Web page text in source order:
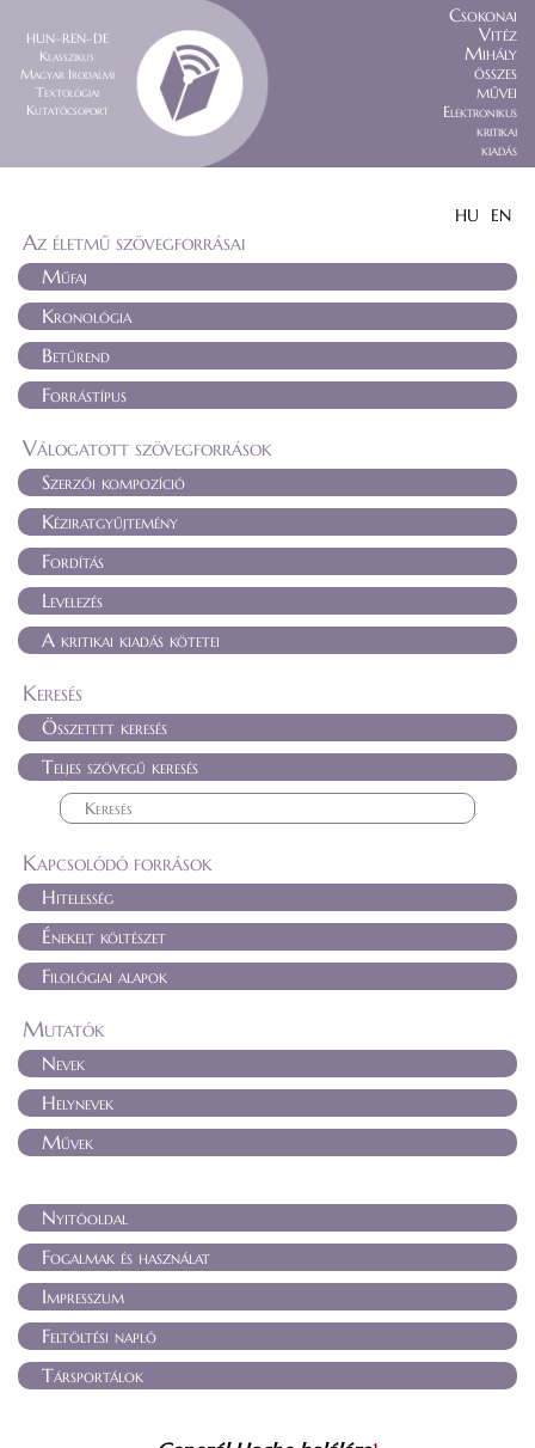
HUN–REN–DE
Klasszikus
Magyar Irodalmi
Textológiai
Kutatócsoport
Csokonai
Vitéz
Mihály
összes
művei
Elektronikus
kritikai
kiadás
HU EN
Az életmű szövegforrásai
Műfaj
Kronológia
Betűrend
Forrástípus
Válogatott szövegforrások
Szerzői kompozíció
Kéziratgyűjtemény
Fordítás
Levelezés
A kritikai kiadás kötetei
Keresés
Összetett keresés
Teljes szövegű keresés
Kapcsolódó források
Hitelesség
Énekelt költészet
Filológiai alapok
Mutatók
Nevek
Helynevek
Művek
Nyitóoldal
Fogalmak és használat
Impresszum
Feltöltési napló
Társportálok